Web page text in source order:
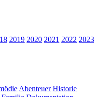
2019 2020 2021 2022 2023
Abenteuer Historie